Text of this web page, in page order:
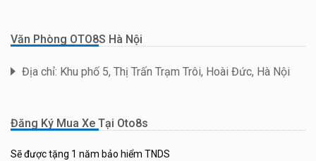
Văn Phòng OTO8S Hà Nội
Địa chỉ: Khu phố 5, Thị Trấn Trạm Trôi, Hoài Đức, Hà Nội
Đăng Ký Mua Xe Tại Oto8s
Sẽ được tặng 1 năm bảo hiểm TNDS